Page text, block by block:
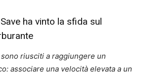
ha vinto la sfida sul
riusciti a raggiungere un
associare una velocità elevata a un